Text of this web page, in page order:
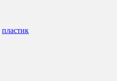
пластик